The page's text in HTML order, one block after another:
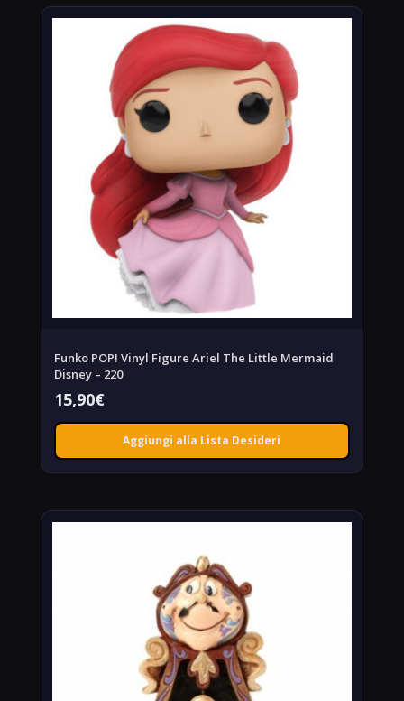
Funko POP! Vinyl Figure Ariel The Little Mermaid
Disney – 220
15,90€
Aggiungi alla Lista Desideri